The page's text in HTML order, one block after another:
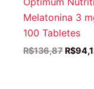
Melatonina 3
100 Tabletes
R$136,87 O
R$